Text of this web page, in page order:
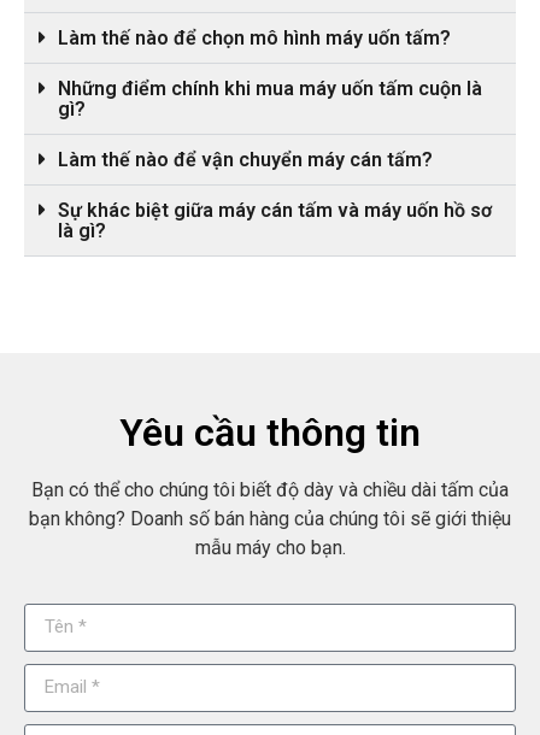
Làm thế nào để chọn mô hình máy uốn tấm?
Những điểm chính khi mua máy uốn tấm cuộn là
gì?
Làm thế nào để vận chuyển máy cán tấm?
Sự khác biệt giữa máy cán tấm và máy uốn hồ sơ
là gì?
Yêu cầu thông tin
Bạn có thể cho chúng tôi biết độ dày và chiều dài tấm của
bạn không? Doanh số bán hàng của chúng tôi sẽ giới thiệu
mẫu máy cho bạn.